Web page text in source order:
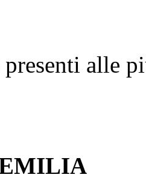
presenti alle